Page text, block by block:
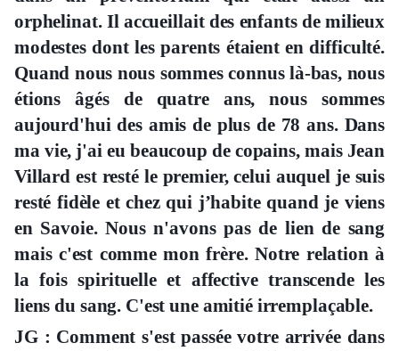
orphelinat. Il accueillait des enfants de milieux
modestes dont les parents étaient en difficulté.
Quand nous nous sommes connus là-bas, nous
étions âgés de quatre ans, nous sommes
aujourd'hui des amis de plus de 78 ans. Dans
ma vie, j'ai eu beaucoup de copains, mais Jean
Villard est resté le premier, celui auquel je suis
resté fidèle et chez qui j’habite quand je viens
en Savoie. Nous n'avons pas de lien de sang
mais c'est comme mon frère. Notre relation à
la fois spirituelle et affective transcende les
liens du sang. C'est une amitié irremplaçable.
JG : Comment s'est passée votre arrivée dans